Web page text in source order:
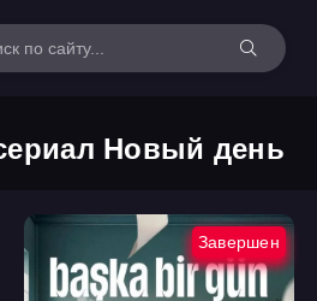
Новый день
Завершен